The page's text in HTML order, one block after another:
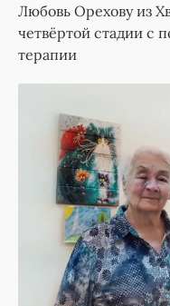
Любовь Орехову из
четвёртой стадии с
терапии